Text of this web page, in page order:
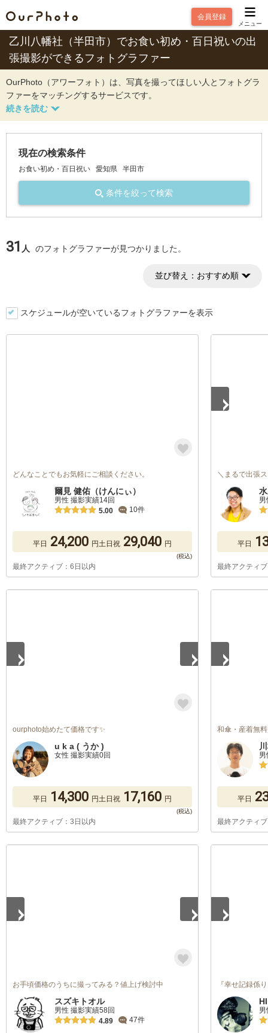
会員登録
メニュー
乙川八幡社（半田市）でお食い初め・百日祝いの出
張撮影ができるフォトグラファー
OurPhoto（アワーフォト）は、写真を撮ってほしい人とフォトグラ
ファーをマッチングするサービスです。
現在の検索条件
お食い初め・百日祝い 愛知県 半田市
条件を絞って検索
31 人 のフォトグラファーが見つかりました。
並び替え： おすすめ順
スケジュールが空いているフォトグラファーを表示
どんなことでもお気軽にご相談ください。
爾見 健佑（けんにぃ）
男性 撮影実績14回
5.00
10件
平日 24,200 円土日祝 29,040 円
最終アクティブ：6日以内
＼まるで出張
平日
最終アクティ
ourphoto始めたて価格です✨
u k a ( うか )
女性 撮影実績0回
平日 14,300 円土日祝 17,160 円
最終アクティブ：3日以内
和傘・産着無
平日
最終アクティ
お手頃価格のうちに撮ってみる？値上げ検討中
スズキトオル
男性 撮影実績58回
4.89
47件
『幸せ記録係